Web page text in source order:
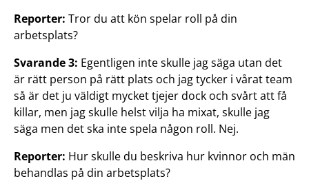
Reporter: Tror du att kön spelar roll på din
arbetsplats?
Svarande 3: Egentligen inte skulle jag säga utan det
är rätt person på rätt plats och jag tycker i vårat team
så är det ju väldigt mycket tjejer dock och svårt att få
killar, men jag skulle helst vilja ha mixat, skulle jag
säga men det ska inte spela någon roll. Nej.
Reporter: Hur skulle du beskriva hur kvinnor och män
behandlas på din arbetsplats?